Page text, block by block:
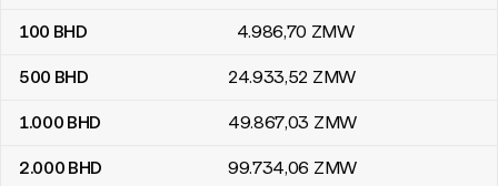
100 BHD 4.986,70 ZMW
500 BHD 24.933,52 ZMW
1.000 BHD 49.867,03 ZMW
2.000 BHD 99.734,06 ZMW